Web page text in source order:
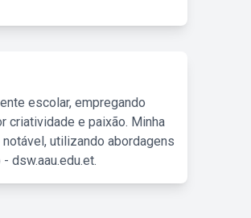
escolar, empregando
criatividade e paixão. Minha
utilizando abordagens
dsw.aau.edu.et.